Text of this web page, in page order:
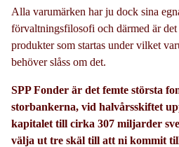
Alla varumärken har ju dock sina
förvaltningsfilosofi och därmed är
produkter som startas under vilket
behöver slåss om det.
SPP Fonder är det femte största
storbankerna, vid halvårsskiftet
kapitalet till cirka 307 miljarder
välja ut tre skäl till att ni kommit